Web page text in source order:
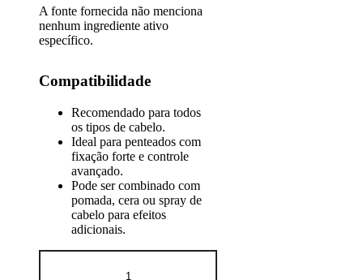
A fonte fornecida não menciona
nenhum ingrediente ativo
específico.
Compatibilidade
Recomendado para todos
os tipos de cabelo.
Ideal para penteados com
fixação forte e controle
avançado.
Pode ser combinado com
pomada, cera ou spray de
cabelo para efeitos
adicionais.
de